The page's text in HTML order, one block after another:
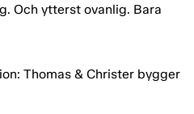
Och ytterst ovanlig. Bara